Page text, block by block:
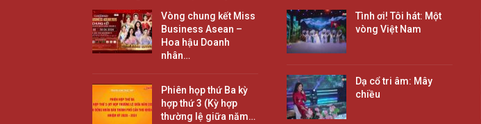
Vòng chung kết Miss
Business Asean –
Hoa hậu Doanh
nhân…
Phiên họp thứ Ba kỳ
hợp thứ 3 (Kỳ hợp
thường lệ giữa năm…
Tình ơi! Tôi hát: Một
vòng Việt Nam
Dạ cổ tri âm: Mây
chiều